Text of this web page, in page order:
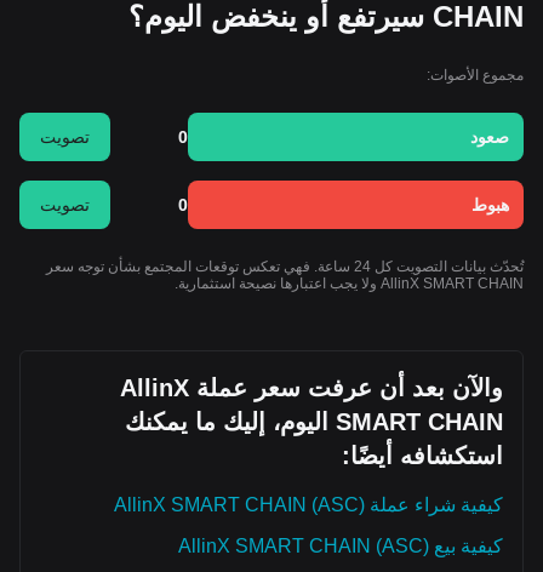
CHAIN سيرتفع أو ينخفض اليوم؟
مجموع الأصوات:
صعود 0 تصويت
هبوط 0 تصويت
تُحدّث بيانات التصويت كل 24 ساعة. فهي تعكس توقعات المجتمع بشأن توجه سعر
AllinX SMART CHAIN ولا يجب اعتبارها نصيحة استثمارية.
والآن بعد أن عرفت سعر عملة AllinX
SMART CHAIN اليوم، إليك ما يمكنك
استكشافه أيضًا:
كيفية شراء عملة AllinX SMART CHAIN (ASC)
كيفية بيع AllinX SMART CHAIN (ASC)